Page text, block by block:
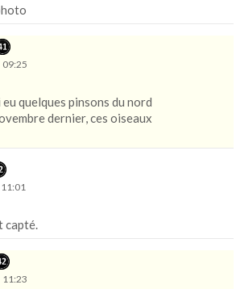
09:25
quelques pinsons du nord
dernier, ces oiseaux
capté.
11:23